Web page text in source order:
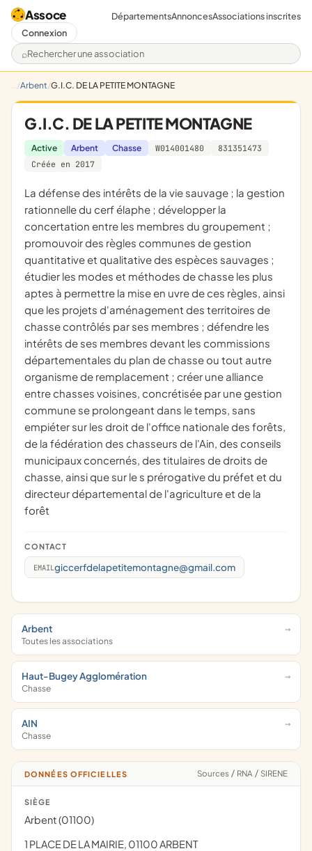
Assoce
Rechercher une association
DépartementsAnnoncesAssociations inscrites
Connexion
Arbent G.I.C. DE LA PETITE MONTAGNE
G.I.C. DE LA PETITE MONTAGNE
Active Arbent Chasse W014001480
831351473
Créée en 2017
la défense des intérêts de la vie sauvage ; la gestion
rationnelle du cerf élaphe ; développer la
concertation entre les membres du groupement ;
promouvoir des règles communes de gestion
quantitative et qualitative des espèces sauvages ;
étudier les modes et méthodes de chasse les plus
aptes à permettre la mise en uvre de ces règles, ainsi
que les projets d'aménagement des territoires de
chasse contrôlés par ses membres ; défendre les
intérêts de ses membres devant les commissions
départementales du plan de chasse ou tout autre
organisme de remplacement ; créer une alliance
entre chasses voisines, concrétisée par une gestion
commune se prolongeant dans le temps, sans
empiéter sur les droit de l'office nationale des forêts,
de la fédération des chasseurs de l'Ain, des conseils
municipaux concernés, des titulaires de droits de
chasse, ainsi que sur le s prérogative du préfet et du
directeur départemental de l'agriculture et de la
forêt
CONTACT
EMAIL giccerfdelapetitemontagne@gmail.com
Arbent
Toutes les associations
Haut-Bugey Agglomération
Chasse
AIN
Chasse
DONNÉES OFFICIELLES Sources / RNA / SIRENE
SIÈGE
Arbent (01100)
1 PLACE DE LA MAIRIE, 01100 ARBENT